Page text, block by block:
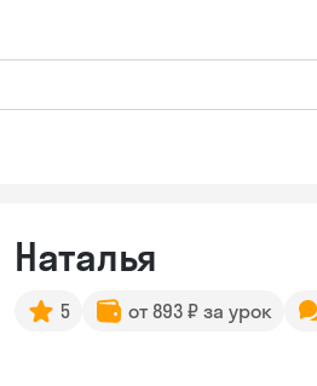
Наталья
5 от 893 ₽ за урок